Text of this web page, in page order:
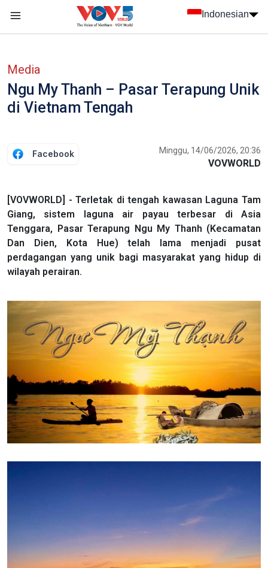
Indonesian
Media
Ngu My Thanh – Pasar Terapung Unik
di Vietnam Tengah
Facebook Minggu, 14/06/2026, 20:36
VOVWORLD
[VOVWORLD] - Terletak di tengah kawasan Laguna Tam
Giang, sistem laguna air payau terbesar di Asia
Tenggara, Pasar Terapung Ngu My Thanh (Kecamatan
Dan Dien, Kota Hue) telah lama menjadi pusat
perdagangan yang unik bagi masyarakat yang hidup di
wilayah perairan.